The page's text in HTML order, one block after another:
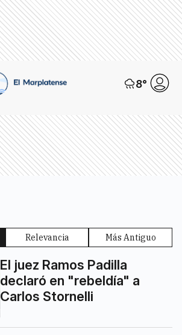
8°
Relevancia Más Antiguo
El juez Ramos Padilla
declaró en "rebeldía" a
Carlos Stornelli